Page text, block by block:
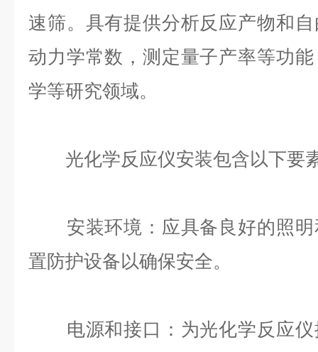
速筛。具有提供分析反应产物和
动力学常数，测定量子产率等功
学等研究领域。
光化学反应仪安装包含以下要
安装环境：应具备良好的照明
置防护设备以确保安全。
电源和接口：为光化学反应仪